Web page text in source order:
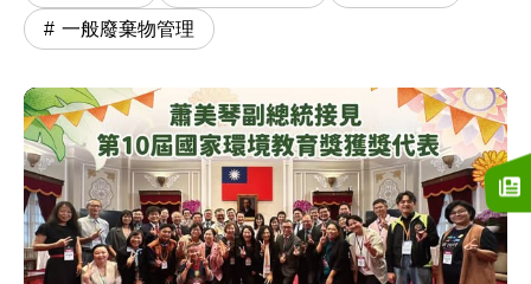
一般廢棄物管理